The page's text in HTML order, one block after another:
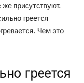
же присутствуют.
греется
Чем это
греется